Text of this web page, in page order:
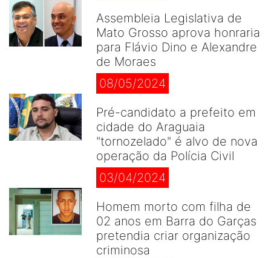
Assembleia Legislativa de
Mato Grosso aprova honraria
para Flávio Dino e Alexandre
de Moraes
08/05/2024
Pré-candidato a prefeito em
cidade do Araguaia
"tornozelado" é alvo de nova
operação da Polícia Civil
03/04/2024
Homem morto com filha de
02 anos em Barra do Garças
pretendia criar organização
criminosa